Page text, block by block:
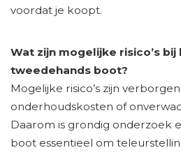
voordat je koopt.
Wat zijn mogelijke risico’s
tweedehands boot?
Mogelijke risico’s zijn
onderhoudskosten of
Daarom is grondig onderzoek
boot essentieel om